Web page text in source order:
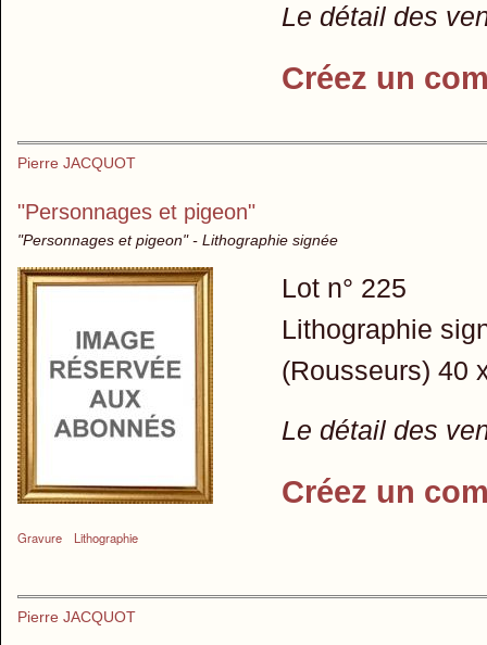
Le détail des
Créez un
Pierre JACQUOT
"Personnages et pigeon"
"Personnages et pigeon" - Lithographie signée
Gravure Lithographie
Lot n° 225
Lithographie
(Rousseurs) 40
Le détail des
Créez un
Pierre JACQUOT